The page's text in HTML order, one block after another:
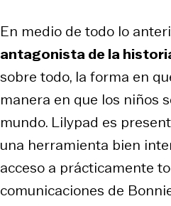
En medio de todo lo
antagonista de la
sobre todo, la forma en
manera en que los niños
mundo. Lilypad es
una herramienta bien
acceso a prácticamente
comunicaciones de